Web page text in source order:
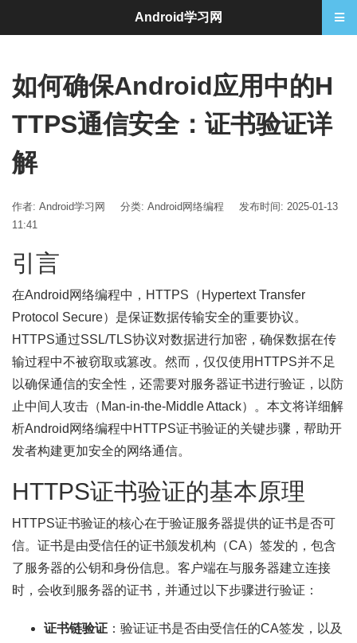
如何确保Android应用中的H
TTPS通信安全：证书验证详
解
作者: Android学习网 分类: Android网络编程
发布时间: 2025-01-13
11:41
引言
在Android网络编程中，HTTPS（Hypertext Transfer
Protocol Secure）是保证数据传输安全的重要协议。
HTTPS通过SSL/TLS协议对数据进行加密，确保数据在传
输过程中不被窃取或篡改。然而，仅仅使用HTTPS并不足
以确保通信的安全性，还需要对服务器证书进行验证，以防
止中间人攻击（Man-in-the-Middle Attack）。本文将详细解
析Android网络编程中HTTPS证书验证的关键步骤，帮助开
发者构建更加安全的网络通信。
HTTPS证书验证的基本原理
HTTPS证书验证的核心在于验证服务器提供的证书是否可
信。证书是由受信任的证书颁发机构（CA）签发的，包含
了服务器的公钥和身份信息。客户端在与服务器建立连接
时，会收到服务器的证书，并通过以下步骤进行验证：
证书链验证 ：验证证书是否由受信任的CA签发，以及
Android学习网